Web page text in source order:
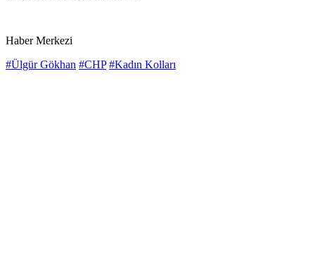
Haber Merkezi
#Ülgür Gökhan #CHP #Kadın Kolları